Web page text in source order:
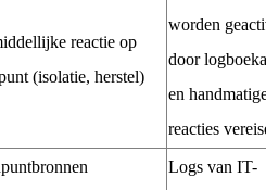
reactie op
(isolatie, herstel)
worden
door
en
reacties
Logs van IT-